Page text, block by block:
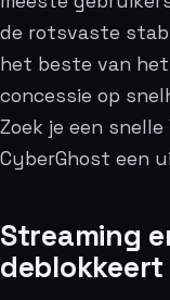
de rotsvaste
het beste van
concessie op
Zoek je een
CyberGhost een
Streaming
deblokkeert